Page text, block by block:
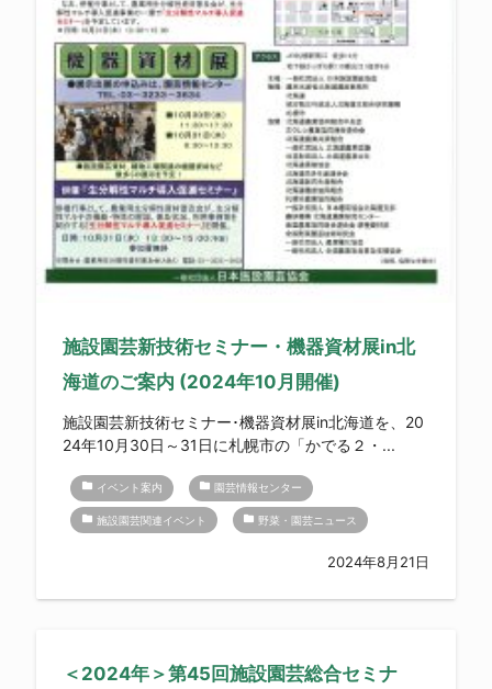
施設園芸新技術セミナー・機器資材展in北
海道のご案内 (2024年10月開催)
施設園芸新技術セミナー･機器資材展in北海道を、20
24年10月30日～31日に札幌市の「かでる２・...
folder イベント案内 folder 園芸情報センター
folder 施設園芸関連イベント folder 野菜・園芸ニュース
2024年8月21日
＜2024年＞第45回施設園芸総合セミナ